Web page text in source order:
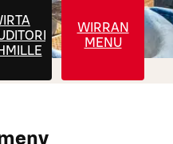
WIRRAN
MENU